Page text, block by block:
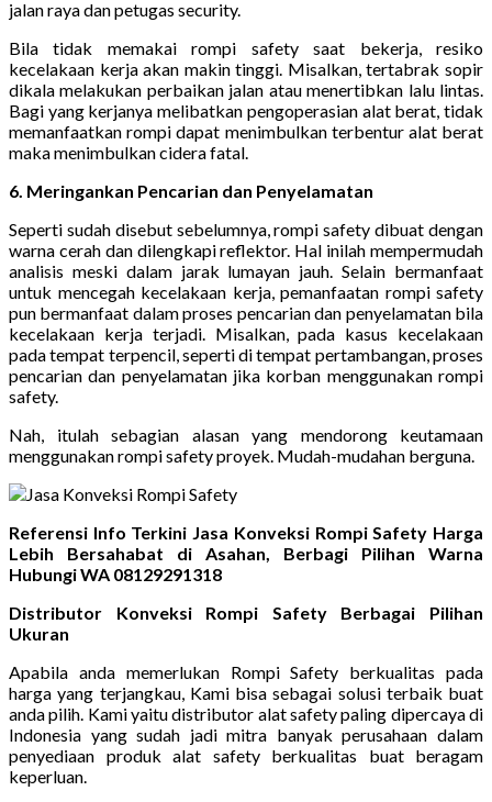
jalan raya dan petugas security.
Bila tidak memakai rompi safety saat bekerja, resiko
kecelakaan kerja akan makin tinggi. Misalkan, tertabrak sopir
dikala melakukan perbaikan jalan atau menertibkan lalu lintas.
Bagi yang kerjanya melibatkan pengoperasian alat berat, tidak
memanfaatkan rompi dapat menimbulkan terbentur alat berat
maka menimbulkan cidera fatal.
6. Meringankan Pencarian dan Penyelamatan
Seperti sudah disebut sebelumnya, rompi safety dibuat dengan
warna cerah dan dilengkapi reflektor. Hal inilah mempermudah
analisis meski dalam jarak lumayan jauh. Selain bermanfaat
untuk mencegah kecelakaan kerja, pemanfaatan rompi safety
pun bermanfaat dalam proses pencarian dan penyelamatan bila
kecelakaan kerja terjadi. Misalkan, pada kasus kecelakaan
pada tempat terpencil, seperti di tempat pertambangan, proses
pencarian dan penyelamatan jika korban menggunakan rompi
safety.
Nah, itulah sebagian alasan yang mendorong keutamaan
menggunakan rompi safety proyek. Mudah-mudahan berguna.
Referensi Info Terkini Jasa Konveksi Rompi Safety Harga
Lebih Bersahabat di Asahan, Berbagi Pilihan Warna
Hubungi WA 08129291318
Distributor Konveksi Rompi Safety Berbagai Pilihan
Ukuran
Apabila anda memerlukan Rompi Safety berkualitas pada
harga yang terjangkau, Kami bisa sebagai solusi terbaik buat
anda pilih. Kami yaitu distributor alat safety paling dipercaya di
Indonesia yang sudah jadi mitra banyak perusahaan dalam
penyediaan produk alat safety berkualitas buat beragam
keperluan.